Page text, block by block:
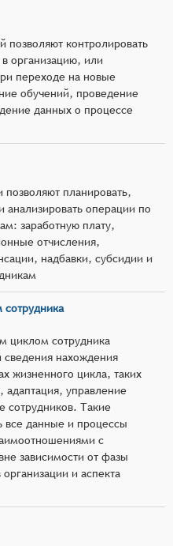
позволяют контролировать
организацию, или
переходе на новые
обучений, проведение
данных о процессе
планировать,
анализировать операции по
заработную плату,
отчисления,
надбавки, субсидии и
циклом сотрудника
сведения нахождения
жизненного цикла, таких
адаптация, управление
сотрудников. Такие
все данные и процессы
с
зависимости от фазы
и аспекта